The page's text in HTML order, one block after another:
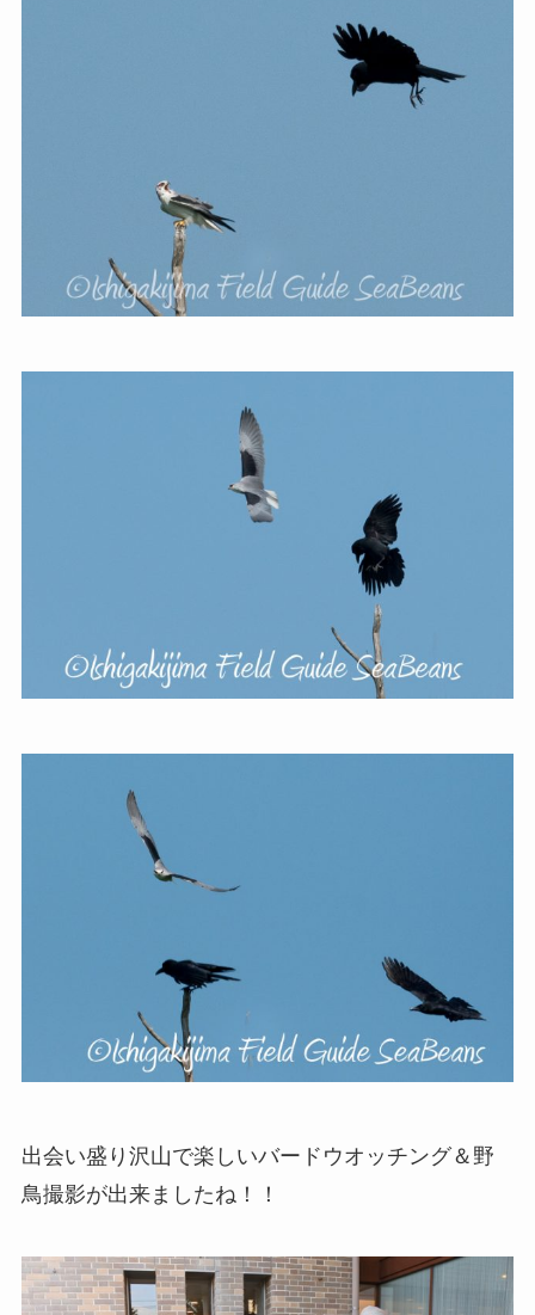
出会い盛り沢山で楽しいバードウオッチング＆野
鳥撮影が出来ましたね！！